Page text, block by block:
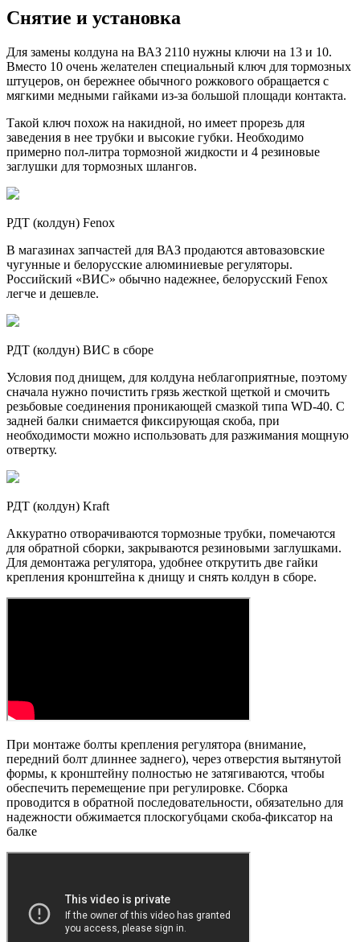
Снятие и установка
Для замены колдуна на ВАЗ 2110 нужны ключи на 13 и 10.
Вместо 10 очень желателен специальный ключ для тормозных
штуцеров, он бережнее обычного рожкового обращается с
мягкими медными гайками из-за большой площади контакта.
Такой ключ похож на накидной, но имеет прорезь для
заведения в нее трубки и высокие губки. Необходимо
примерно пол-литра тормозной жидкости и 4 резиновые
заглушки для тормозных шлангов.
РДТ (колдун) Fenox
В магазинах запчастей для ВАЗ продаются автовазовские
чугунные и белорусские алюминиевые регуляторы.
Российский «ВИС» обычно надежнее, белорусский Fenox
легче и дешевле.
РДТ (колдун) ВИС в сборе
Условия под днищем, для колдуна неблагоприятные, поэтому
сначала нужно почистить грязь жесткой щеткой и смочить
резьбовые соединения проникающей смазкой типа WD-40. С
задней балки снимается фиксирующая скоба, при
необходимости можно использовать для разжимания мощную
отвертку.
РДТ (колдун) Kraft
Аккуратно отворачиваются тормозные трубки, помечаются
для обратной сборки, закрываются резиновыми заглушками.
Для демонтажа регулятора, удобнее открутить две гайки
крепления кронштейна к днищу и снять колдун в сборе.
При монтаже болты крепления регулятора (внимание,
передний болт длиннее заднего), через отверстия вытянутой
формы, к кронштейну полностью не затягиваются, чтобы
обеспечить перемещение при регулировке. Сборка
проводится в обратной последовательности, обязательно для
надежности обжимается плоскогубцами скоба-фиксатор на
балке